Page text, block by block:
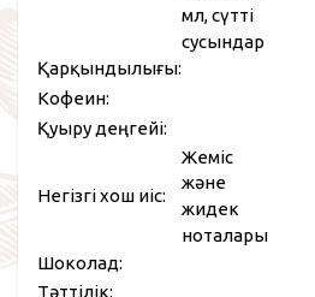
мл, сүтті
сусындар
Қарқындылығы:
Кофеин:
Қуыру деңгейі:
Негізгі хош иіс:
Жеміс
және
жидек
ноталары
Шоколад:
Тәттілік: